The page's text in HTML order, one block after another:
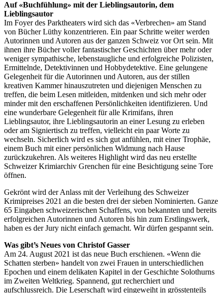
Auf «Buchfühlung» mit der Lieblingsautorin, dem
Lieblingsautor
Im Foyer des Parktheaters wird sich das «Verbrechen» am Stand
von Bücher Lüthy konzentrieren. Ein paar Schritte weiter werden
Autorinnen und Autoren aus der ganzen Schweiz vor Ort sein. Mit
ihnen ihre Bücher voller fantastischer Geschichten über mehr oder
weniger sympathische, lebenstaugliche und erfolgreiche Polizisten,
Ermittelnde, Detektivinnen und Hobbydetektive. Eine gelungene
Gelegenheit für die Autorinnen und Autoren, aus der stillen
kreativen Kammer hinauszutreten und diejenigen Menschen zu
treffen, die beim Lesen mitleiden, mitdenken und sich mehr oder
minder mit den erschaffenen Persönlichkeiten identifizieren. Und
eine wunderbare Gelegenheit für alle Krimifans, ihren
Lieblingsautor, ihre Lieblingsautorin an einer Lesung zu erleben
oder am Signiertisch zu treffen, vielleicht ein paar Worte zu
wechseln. Sicherlich wird es sich gut anfühlen, mit einer Trophäe,
einem Buch mit einer persönlichen Widmung nach Hause
zurückzukehren. Als weiteres Highlight wird das neu erstellte
Schweizer Krimiarchiv Grenchen für eine Besichtigung seine Tore
öffnen.
Gekrönt wird der Anlass mit der Verleihung des Schweizer
Krimipreises 2021 an die besten drei der sieben Nominierten. Ganze
65 Eingaben schweizerischen Schaffens, von bekannten und bereits
erfolgreichen Autorinnen und Autoren bis hin zum Erstlingswerk,
haben es der Jury nicht einfach gemacht. Wir dürfen gespannt sein.
Was gibt’s Neues von Christof Gasser
Am 24. August 2021 ist das neue Buch erschienen. «Wenn die
Schatten sterben» handelt von zwei Frauen in unterschiedlichen
Epochen und einem delikaten Kapitel in der Geschichte Solothurns
im Zweiten Weltkrieg. Spannend, gut recherchiert und
aufschlussreich. Die Leserschaft wird eingeweiht in grösstenteils